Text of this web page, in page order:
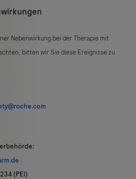
Nebenwirkung bei der Therapie mit
bitten wir Sie diese Ereignisse zu
(PEI)